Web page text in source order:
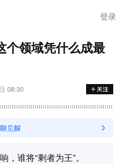
登录
个领域凭什么成最
08:30
，谁将“剩者为王”。